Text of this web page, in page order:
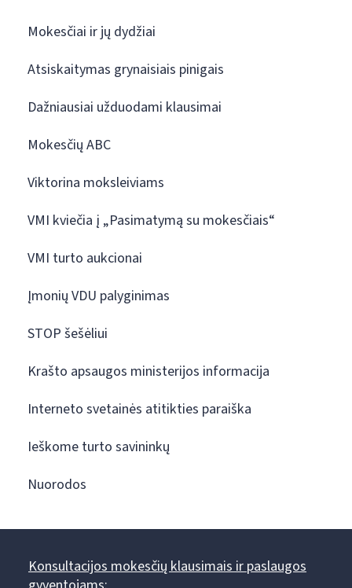
Mokesčiai ir jų dydžiai
Atsiskaitymas grynaisiais pinigais
Dažniausiai užduodami klausimai
Mokesčių ABC
Viktorina moksleiviams
VMI kviečia į „Pasimatymą su mokesčiais“
VMI turto aukcionai
Įmonių VDU palyginimas
STOP šešėliui
Krašto apsaugos ministerijos informacija
Interneto svetainės atitikties paraiška
Ieškome turto savininkų
Nuorodos
Konsultacijos mokesčių klausimais ir paslaugos